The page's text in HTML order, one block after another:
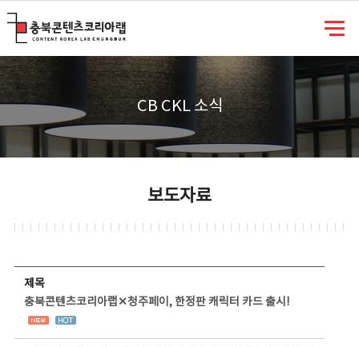
CB CKL 소식
보도자료
제목
충북콘텐츠코리아랩✕청주페이, 한정판 캐릭터 카드 출시!